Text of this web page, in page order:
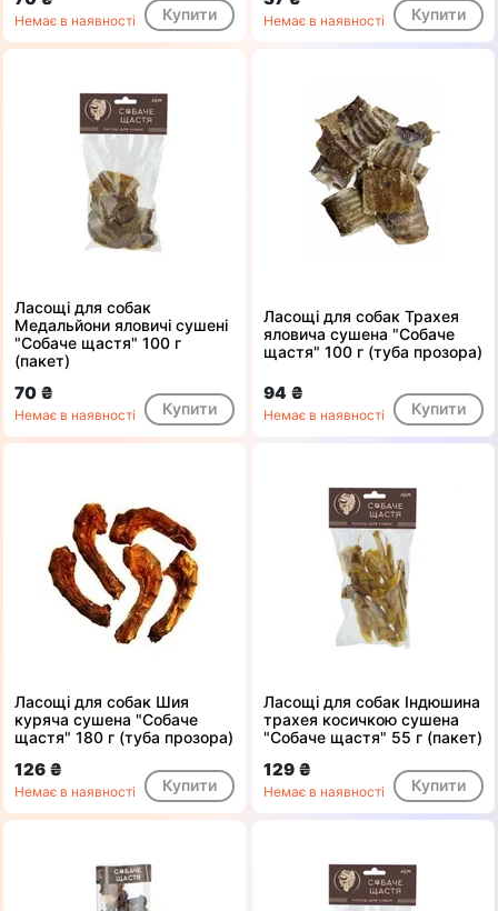
Немає в наявності Купити Немає в наявності Купити
Ласощі для собак
Медальйони яловичі сушені
"Собаче щастя" 100 г
(пакет)
70 ₴
Немає в наявності Купити
Ласощі для собак Трахея
яловича сушена "Собаче
щастя" 100 г (туба прозора)
94 ₴
Немає в наявності Купити
Ласощі для собак Шия
куряча сушена "Собаче
щастя" 180 г (туба прозора)
126 ₴
Немає в наявності Купити
Ласощі для собак Індюшина
трахея косичкою сушена
"Собаче щастя" 55 г (пакет)
129 ₴
Немає в наявності Купити